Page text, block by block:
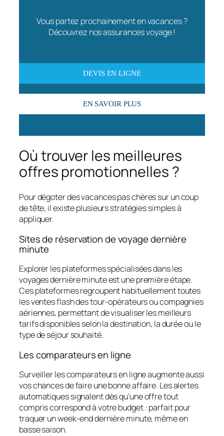
Vous partez prochainement en vacances ?
Découvrez nos assurances voyage !
DEVIS EN LIGNE
EN SAVOIR PLUS
Où trouver les meilleures
offres promotionnelles ?
Pour dégoter des vacances pas chères sur un coup
de tête, il existe plusieurs stratégies simples à
appliquer.
Sites de réservation de voyage dernière
minute
Explorer les plateformes spécialisées dans les
voyages dernière minute est une première étape.
Ces plateformes regroupent habituellement toutes
les ventes flash des tour-opérateurs ou compagnies
aériennes, permettant de visualiser les meilleurs
tarifs disponibles selon la destination, la durée ou le
type de séjour souhaité.
Les comparateurs en ligne
Surveiller les comparateurs en ligne augmente aussi
vos chances de faire une bonne affaire. Les alertes
automatiques signalent dès qu’une offre tout
compris correspond à votre budget : parfait pour
traquer un week-end dernière minute, même en
basse saison.